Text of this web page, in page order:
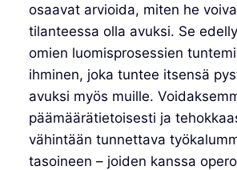
osaavat arvioida, miten he
tilanteessa olla avuksi. Se
omien luomisprosessien
ihminen, joka tuntee itsensä
avuksi myös muille.
päämäärätietoisesti ja
vähintään tunnettava
tasoineen – joiden kanssa